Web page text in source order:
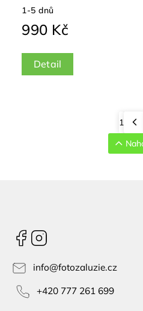
1-5 dnů
990 Kč
Detail
1
Facebook
info@fotozaluzie.cz
+420 777 261 699